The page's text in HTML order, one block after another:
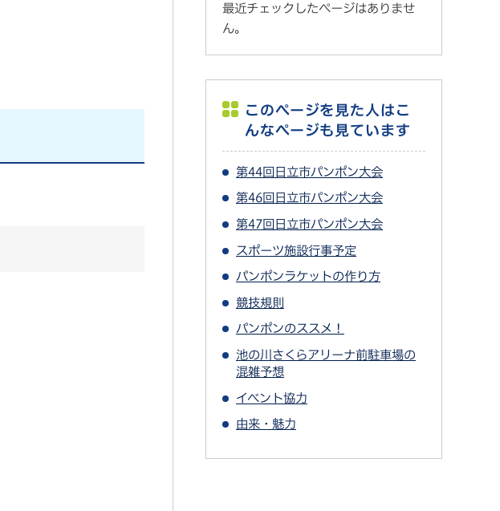
最近チェックしたページはありませ
ん。
このページを見た人はこ
んなページも見ています
第44回日立市パンポン大会
第46回日立市パンポン大会
第47回日立市パンポン大会
スポーツ施設行事予定
パンポンラケットの作り方
競技規則
パンポンのススメ！
池の川さくらアリーナ前駐車場の
混雑予想
イベント協力
由来・魅力